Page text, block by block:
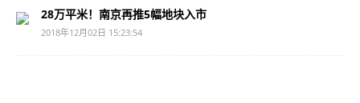
28万平米！南京再推5幅地块入市
2018年12月02日 15:23:54